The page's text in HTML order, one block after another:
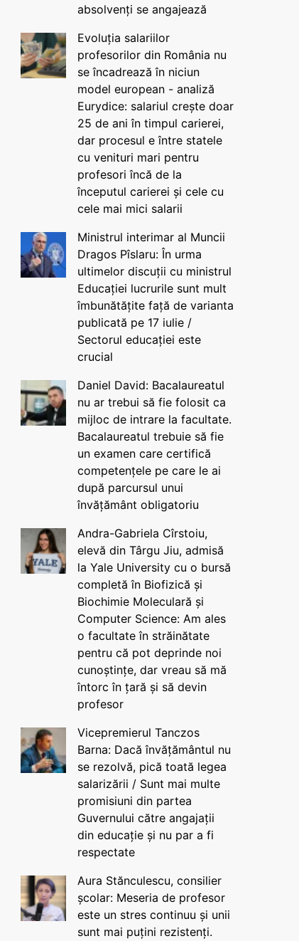
absolvenți se angajează
Evoluția salariilor
profesorilor din România nu
se încadrează în niciun
model european - analiză
Eurydice: salariul crește doar
25 de ani în timpul carierei,
dar procesul e între statele
cu venituri mari pentru
profesori încă de la
începutul carierei și cele cu
cele mai mici salarii
Ministrul interimar al Muncii
Dragos Pîslaru: În urma
ultimelor discuții cu ministrul
Educației lucrurile sunt mult
îmbunătățite față de varianta
publicată pe 17 iulie /
Sectorul educației este
crucial
Daniel David: Bacalaureatul
nu ar trebui să fie folosit ca
mijloc de intrare la facultate.
Bacalaureatul trebuie să fie
un examen care certifică
competențele pe care le ai
după parcursul unui
învățământ obligatoriu
Andra-Gabriela Cîrstoiu,
elevă din Târgu Jiu, admisă
la Yale University cu o bursă
completă în Biofizică și
Biochimie Moleculară și
Computer Science: Am ales
o facultate în străinătate
pentru că pot deprinde noi
cunoștințe, dar vreau să mă
întorc în țară și să devin
profesor
Vicepremierul Tanczos
Barna: Dacă învățământul nu
se rezolvă, pică toată legea
salarizării / Sunt mai multe
promisiuni din partea
Guvernului către angajații
din educație și nu par a fi
respectate
Aura Stănculescu, consilier
școlar: Meseria de profesor
este un stres continuu și unii
sunt mai puțini rezistenți.